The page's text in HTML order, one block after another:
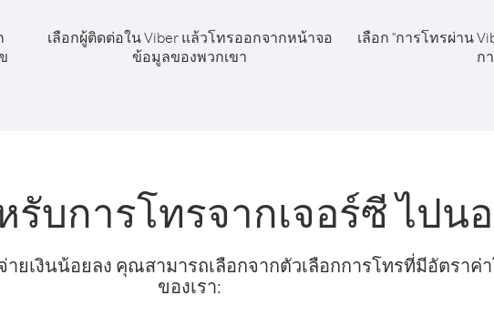
เลือกผู้ติดต่อใน Viber แล้วโทรออกจากหน้าจอ
ข้อมูลของพวกเขา
เลือก "การโทรผ่าน
ก
บการโทรจากเจอร์ซี ไปนอ
ยเงินน้อยลง คุณสามารถเลือกจากตัวเลือกการโทรที่มีอัตราค่
ของเรา: